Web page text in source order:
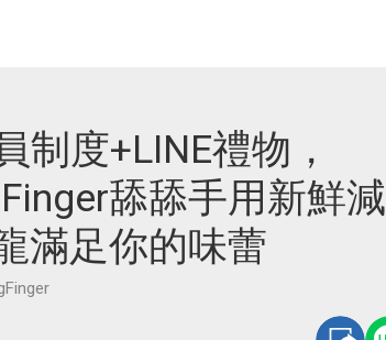
制度+LINE禮物，
舔舔手用新鮮減
滿足你的味蕾